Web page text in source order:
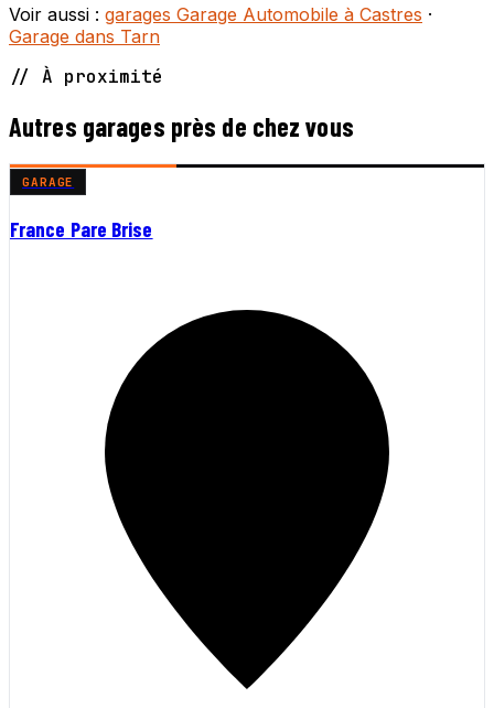
Voir aussi : garages Garage Automobile à Castres ·
Garage dans Tarn
// À proximité
Autres garages près de chez vous
GARAGE
France Pare Brise